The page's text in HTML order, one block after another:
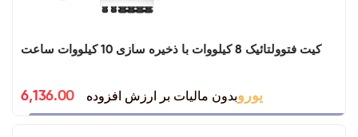
کیت فتوولتائیک 8 کیلووات با ذخیره سازی 10 کیلووات ساعت
6,136.00 یوروبدون مالیات بر ارزش افزوده